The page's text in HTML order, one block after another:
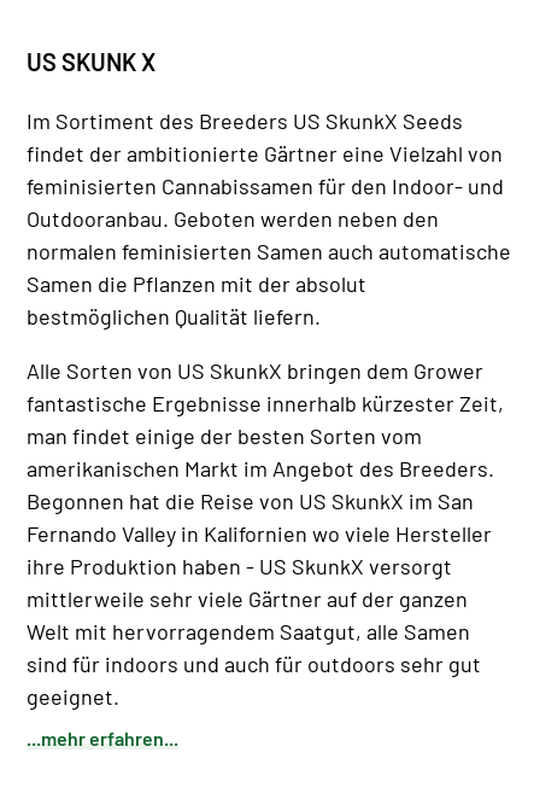
US SKUNK X
Im Sortiment des Breeders US SkunkX Seeds
findet der ambitionierte Gärtner eine Vielzahl von
feminisierten Cannabissamen für den Indoor- und
Outdooranbau. Geboten werden neben den
normalen feminisierten Samen auch automatische
Samen die Pflanzen mit der absolut
bestmöglichen Qualität liefern.
Alle Sorten von US SkunkX bringen dem Grower
fantastische Ergebnisse innerhalb kürzester Zeit,
man findet einige der besten Sorten vom
amerikanischen Markt im Angebot des Breeders.
Begonnen hat die Reise von US SkunkX im San
Fernando Valley in Kalifornien wo viele Hersteller
ihre Produktion haben - US SkunkX versorgt
mittlerweile sehr viele Gärtner auf der ganzen
Welt mit hervorragendem Saatgut, alle Samen
sind für indoors und auch für outdoors sehr gut
geeignet.
...mehr erfahren...